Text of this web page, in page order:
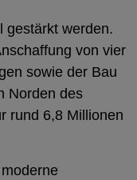
gestärkt werden.
von vier
sowie der Bau
Norden des
rund 6,8 Millionen